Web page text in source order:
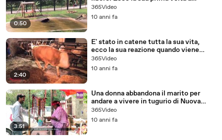
0:50
contatto con l'acqua!
365Video
10 anni fa
2:40
E' stato in catene tutta la sua vita,
ecco la sua reazione quando viene
liberato.
365Video
10 anni fa
3:51
Una donna abbandona il marito per
andare a vivere in tugurio di Nuova
Delhi...ecco perchè
365Video
10 anni fa